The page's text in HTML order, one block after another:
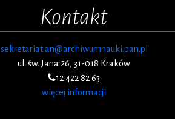
Kontakt
sekretariat.an@archiwumnauki.pan.pl
ul. św. Jana 26, 31-018 Kraków
12 422 82 63
więcej informacji